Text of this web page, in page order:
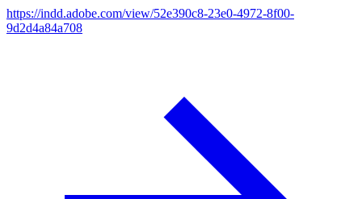
https://indd.adobe.com/view/52e390c8-23e0-4972-8f00-
9d2d4a84a708